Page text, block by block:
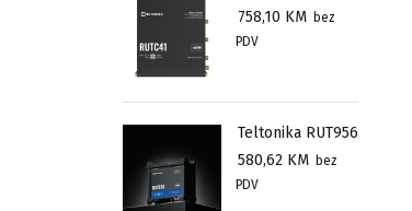
758,10 KM bez
PDV
Teltonika RUT956
580,62 KM bez
PDV